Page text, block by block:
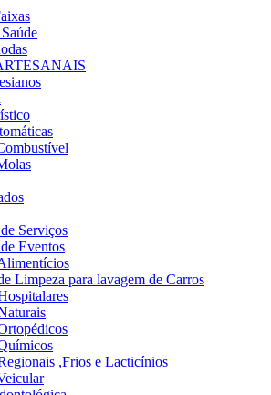
Serviços
Eventos
Limpeza para lavagem de Carros
,Frios e Lacticínios